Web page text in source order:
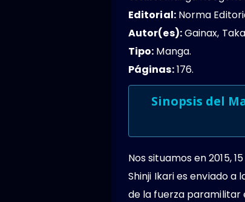
Editorial:Norma
Autor(es):Gainax,
Tipo: Manga.
Páginas:176.
Sinopsis del
Nos situamos en 2015,
Shinji Ikari es enviado
de la fuerza paramilitar